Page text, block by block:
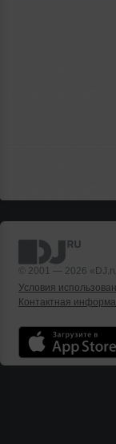
© 2001 — 2026
Условия
Контактная